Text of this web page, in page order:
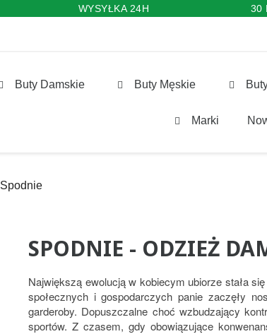
WYSYŁKA 24H 30
Buty Damskie Buty Męskie
Marki
Spodnie
SPODNIE - ODZIEŻ
Największą ewolucją w kobiecym ubiorze stała
społecznych i gospodarczych panie zaczęły
garderoby. Dopuszczalne choć wzbudzający
sportów. Z czasem, gdy obowiązujące